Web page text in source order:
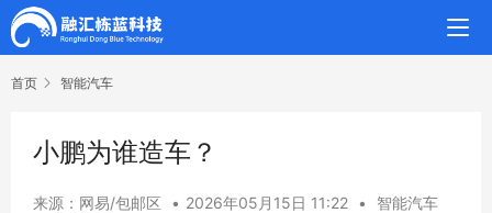
首页 智能汽车
小鹏为谁造车？
来源：网易/包邮区 • 2026年05月15日 11:22 •
智能汽车